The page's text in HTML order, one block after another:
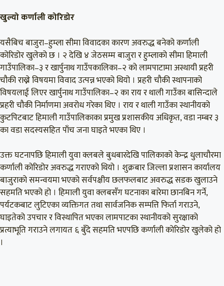
खुल्यो कर्णाली कोरिडोर
यसैबिच बाजुरा–हुम्ला सीमा विवादका कारण अवरुद्ध बनेको कर्णाली
कोरिडोर खुलेको छ । २ देखि ४ जेठसम्म बाजुरा र हुम्लाको सीमा हिमाली
गाउँपालिका–३ र खार्पुनाथ गाउँपकालिका–२ को लामपाटामा अस्थायी प्रहरी
चौकी राख्ने विषयमा विवाद उत्पन्न भएको थियो । प्रहरी चौकी स्थापनाको
विषयलाई लिएर खार्पुनाथ गाउँपालिका–२ का राय र थाली गाउँका बासिन्दाले
प्रहरी चौकी निर्माणमा अवरोध गरेका थिए । राय र थाली गाउँका स्थानीयको
कुटपिटबाट हिमाली गाउँपालिकाका प्रमुख प्रशासकीय अधिकृत, वडा नम्बर ३
का वडा सदस्यसहित पाँच जना घाइते भएका थिए ।
उक्त घटनापछि हिमाली युवा क्लबले बुधबारदेखि पालिकाको केन्द्र धुलाचौरमा
कर्णाली कोरिडोर अवरुद्ध गराएको थियो । शुक्रबार जिल्ला प्रशासन कार्यालय
बाजुराको समन्वयमा भएको सर्वपक्षीय छलफलबाट अवरुद्ध सडक खुलाउने
सहमति भएको हो । हिमाली युवा क्लबसँग घटनाका बारेमा छानबिन गर्ने,
पर्यटकबाट लुटिएका व्यक्तिगत तथा सार्वजनिक सम्पत्ति फिर्ता गराउने,
घाइतेको उपचार र विस्थापित भएका लामपाटका स्थानीयको सुरक्षाको
प्रत्याभूति गराउने लगायत ६ बुँदे सहमति भएपछि कर्णाली कोरिडोर खुलेको हो
।